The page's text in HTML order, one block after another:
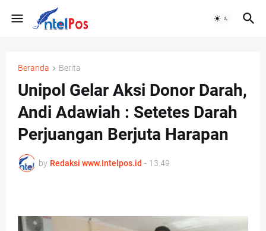
Beranda Berita
Unipol Gelar Aksi Donor Darah,
Andi Adawiah : Setetes Darah
Perjuangan Berjuta Harapan
by Redaksi www.Intelpos.id - 13.49